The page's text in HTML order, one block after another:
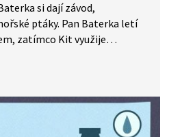
si dají závod,
ptáky. Pan Baterka letí
zatímco Kit využije
hladinou.